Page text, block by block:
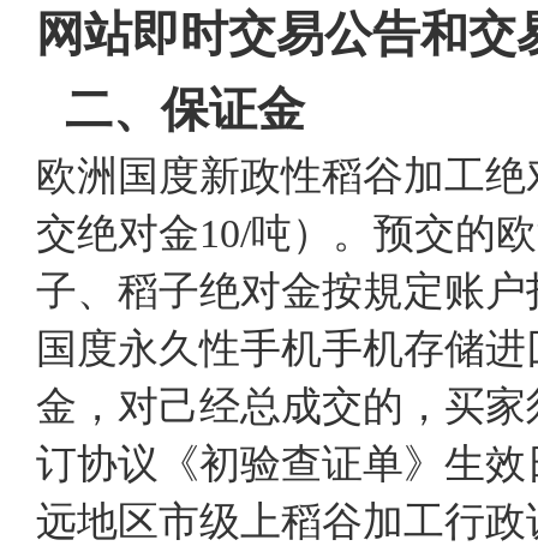
网站即时交易公告和交
二、保证金
欧洲国度新政性稻谷加工
交绝对金10/吨）。预交的
子、稻子绝对金按規定账
国度永久性手机手机存储
金，对己经总成交的，买
订协议《初验查证单》生
远地区市级上稻谷加工行